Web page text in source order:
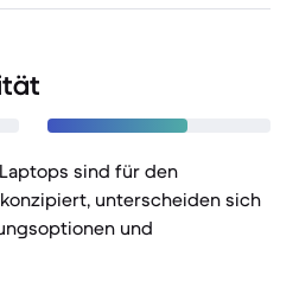
sind für den
unterscheiden sich
und